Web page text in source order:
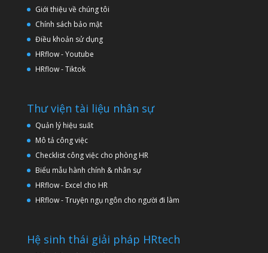
Giới thiệu về chúng tôi
Chính sách bảo mật
Điều khoản sử dụng
HRflow - Youtube
HRflow - Tiktok
Thư viện tài liệu nhân sự
Quản lý hiệu suất
Mô tả công việc
Checklist công việc cho phòng HR
Biểu mẫu hành chính & nhân sự
HRflow - Excel cho HR
HRflow - Truyện ngụ ngôn cho người đi làm
Hệ sinh thái giải pháp HRtech